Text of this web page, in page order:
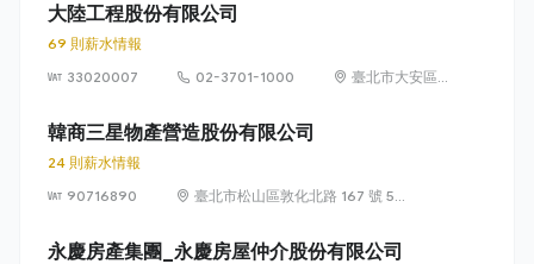
大陸工程股份有限公司
69 則薪水情報
33020007
02-3701-1000
臺北市大安區
韓商三星物產營造股份有限公司
24 則薪水情報
90716890
臺北市松山區敦化北路 167 號 5
永慶房產集團_永慶房屋仲介股份有限公司